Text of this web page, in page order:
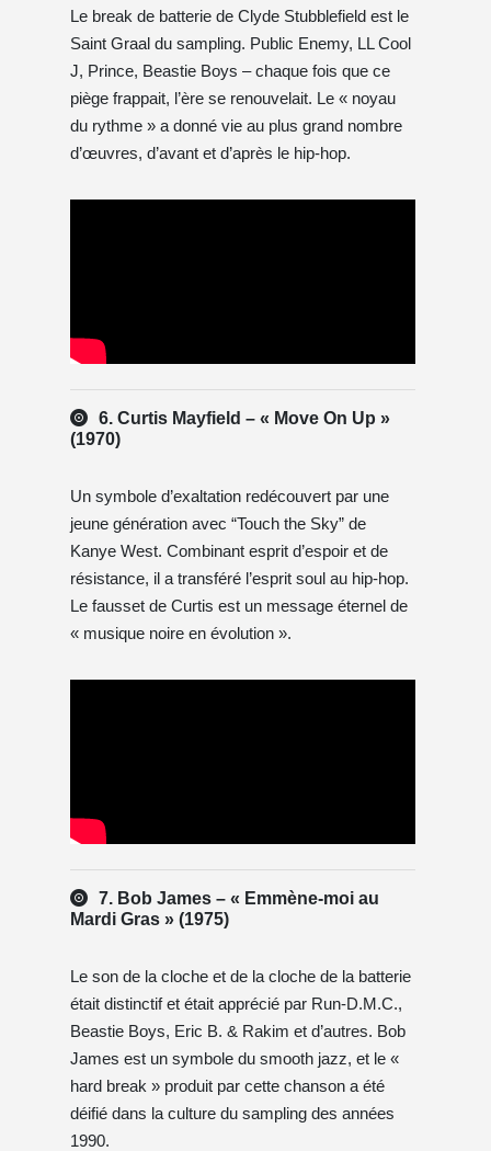
Le break de batterie de Clyde Stubblefield est le
Saint Graal du sampling. Public Enemy, LL Cool
J, Prince, Beastie Boys – chaque fois que ce
piège frappait, l’ère se renouvelait. Le « noyau
du rythme » a donné vie au plus grand nombre
d’œuvres, d’avant et d’après le hip-hop.
6. Curtis Mayfield – « Move On Up »
(1970)
Un symbole d’exaltation redécouvert par une
jeune génération avec “Touch the Sky” de
Kanye West. Combinant esprit d’espoir et de
résistance, il a transféré l’esprit soul au hip-hop.
Le fausset de Curtis est un message éternel de
« musique noire en évolution ».
7. Bob James – « Emmène-moi au
Mardi Gras » (1975)
Le son de la cloche et de la cloche de la batterie
était distinctif et était apprécié par Run-D.M.C.,
Beastie Boys, Eric B. & Rakim et d’autres. Bob
James est un symbole du smooth jazz, et le «
hard break » produit par cette chanson a été
déifié dans la culture du sampling des années
1990.